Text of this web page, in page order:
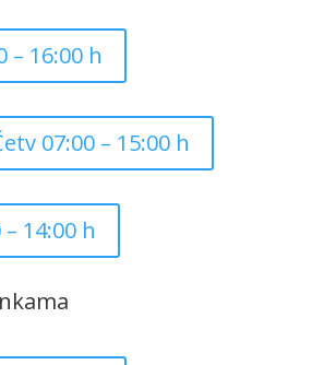
– 16:00 h
07:00 – 15:00 h
14:00 h